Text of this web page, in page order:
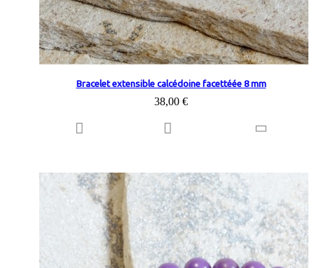
Bracelet extensible calcédoine facettéée 8 mm
38,00 €